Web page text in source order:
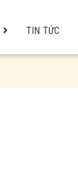
TIN TỨC